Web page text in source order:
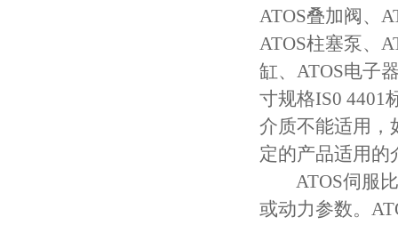
ATOS叠加阀、
ATOS柱塞泵、
缸、ATOS电子
寸规格IS0 4401
介质不能适用，
定的产品适用的
ATOS伺服比
或动力参数。